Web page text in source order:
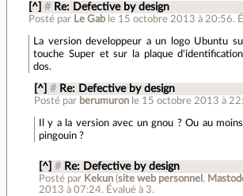
[^] # Re: Defective by design
Posté par Le Gab le 15 octobre 2013 à 20:56.
La version developpeur a un logo Ubuntu
touche Super et sur la plaque
dos.
[^] # Re: Defective by design
Posté par berumuron le 15 octobre 2013 à
Il y a la version avec un gnou ? Ou au
pingouin ?
[^] # Re: Defective by design
Posté par Kekun(site web personnel ,
2013 à 07:24. Évalué à 3.